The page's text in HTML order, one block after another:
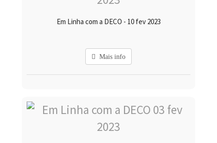
Em Linha com a DECO - 10 fev 2023
Mais info